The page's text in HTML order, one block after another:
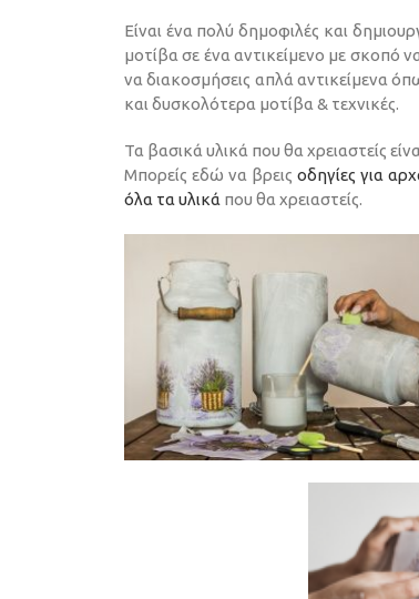
Είναι ένα πολύ δημοφιλές και
μοτίβα σε ένα αντικείμενο με σκοπό
να διακοσμήσεις απλά αντικείμενα
και δυσκολότερα μοτίβα & τεχνικές.
Τα βασικά υλικά που θα χρειαστείς
Μπορείς εδώ να βρειςοδηγίες για
όλα τα υλικά που θα χρειαστείς.